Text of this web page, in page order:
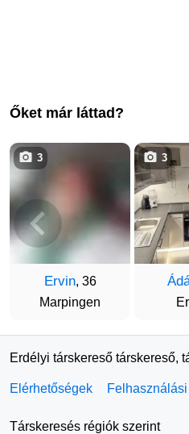
Őket már láttad?
Ervin, 36
Marpingen
3 3
Erdélyi társkereső társkereső,
Elérhetőségek
Társkeresés régiók szerint